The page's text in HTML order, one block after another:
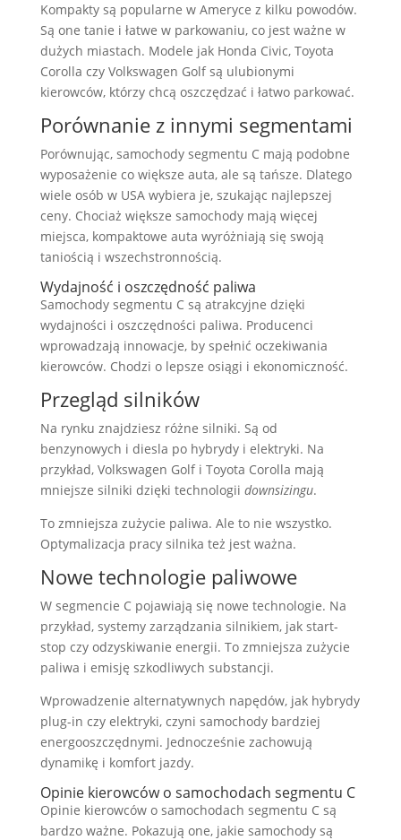
Kompakty są popularne w Ameryce z kilku powodów.
Są one tanie i łatwe w parkowaniu, co jest ważne w
dużych miastach. Modele jak Honda Civic, Toyota
Corolla czy Volkswagen Golf są ulubionymi
kierowców, którzy chcą oszczędzać i łatwo parkować.
Porównanie z innymi segmentami
Porównując, samochody segmentu C mają podobne
wyposażenie co większe auta, ale są tańsze. Dlatego
wiele osób w USA wybiera je, szukając najlepszej
ceny. Chociaż większe samochody mają więcej
miejsca, kompaktowe auta wyróżniają się swoją
taniością i wszechstronnością.
Wydajność i oszczędność paliwa
Samochody segmentu C są atrakcyjne dzięki
wydajności i oszczędności paliwa. Producenci
wprowadzają innowacje, by spełnić oczekiwania
kierowców. Chodzi o lepsze osiągi i ekonomiczność.
Przegląd silników
Na rynku znajdziesz różne silniki. Są od
benzynowych i diesla po hybrydy i elektryki. Na
przykład, Volkswagen Golf i Toyota Corolla mają
mniejsze silniki dzięki technologii downsizingu.
To zmniejsza zużycie paliwa. Ale to nie wszystko.
Optymalizacja pracy silnika też jest ważna.
Nowe technologie paliwowe
W segmencie C pojawiają się nowe technologie. Na
przykład, systemy zarządzania silnikiem, jak start-
stop czy odzyskiwanie energii. To zmniejsza zużycie
paliwa i emisję szkodliwych substancji.
Wprowadzenie alternatywnych napędów, jak hybrydy
plug-in czy elektryki, czyni samochody bardziej
energooszczędnymi. Jednocześnie zachowują
dynamikę i komfort jazdy.
Opinie kierowców o samochodach segmentu C
Opinie kierowców o samochodach segmentu C są
bardzo ważne. Pokazują one, jakie samochody są